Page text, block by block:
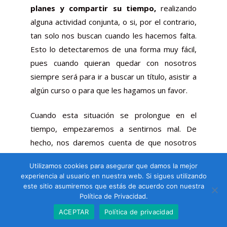
planes y compartir su tiempo,realizando
alguna actividad conjunta, o si, por el contrario,
tan solo nos buscan cuando les hacemos falta.
Esto lo detectaremos de una forma muy fácil,
pues cuando quieran quedar con nosotros
siempre será para ir a buscar un título, asistir a
algún curso o para que les hagamos un favor.
Cuando esta situación se prolongue en el
tiempo, empezaremos a sentirnos mal. De
hecho, nos daremos cuenta de que nosotros
siempre le proponemos a nuestros amigos
quedar para tomar un café o charlar. También,
en muchas ocasiones,ellos no estarán
disponibles para nosotros cuando
necesitemos hablar o desahogarnos
Utilizamos cookies para asegurar que damos la mejor
experiencia al usuario en nuestra web. Si sigues utilizando
este sitio asumiremos que estás de acuerdo con nuestra
Política de Privacidad.
ACEPTAR
Política de privacidad